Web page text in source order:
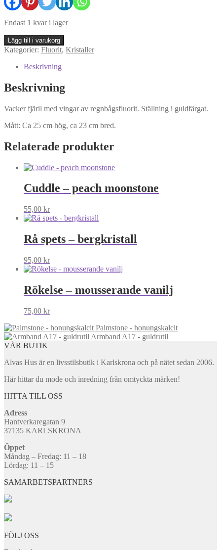
Endast 1 kvar i lager
Fjäril
-
regnbågsfluorit
mängd
Lägg till i varukorg
Kategorier: Fluorit, Kristaller
Beskrivning
Beskrivning
Vacker fjäril med vingar av regnbågsfluorit. Ställning i guldfärgat.
Mått: Ca 25 cm hög, ca 23 cm bred.
Relaterade produkter
Cuddle – peach moonstone
55,00 kr
Rå spets – bergkristall
95,00 kr
Rökelse – mousserande vanilj
75,00 kr
Palmstone - honungskalcit
Armband A17 - guldrutil
VÅR BUTIK
Alvas Hus är en livsstilsbutik i Karlskrona och på nätet sedan 2006.
Här hittar du mode och inredning från omtyckta märken!
HITTA TILL OSS
Adress
Hantverkaregatan 9
37135 KARLSKRONA
Öppet
Måndag – Fredag: 11 – 18
Lördag: 11 – 15
SAMARBETSPARTNERS
FÖLJ OSS